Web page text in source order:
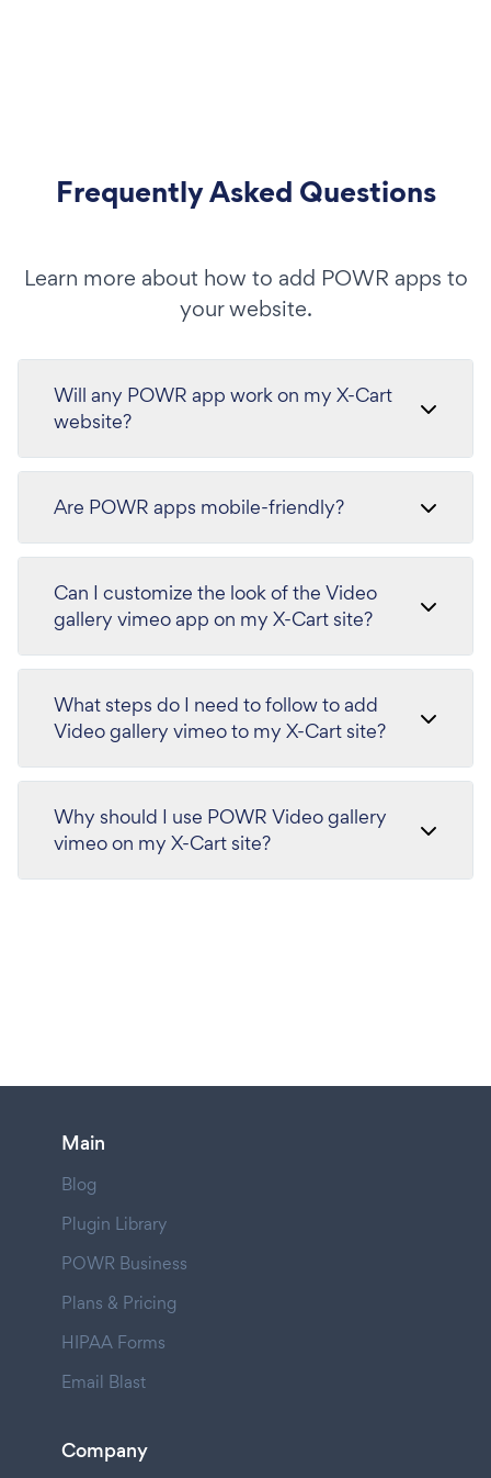
Frequently Asked Questions
Learn more about how to add POWR apps to
your website.
Will any POWR app work on my X-Cart
website?
Are POWR apps mobile-friendly?
Can I customize the look of the Video
gallery vimeo app on my X-Cart site?
What steps do I need to follow to add
Video gallery vimeo to my X-Cart site?
Why should I use POWR Video gallery
vimeo on my X-Cart site?
Main
Blog
Plugin Library
POWR Business
Plans & Pricing
HIPAA Forms
Email Blast
Company